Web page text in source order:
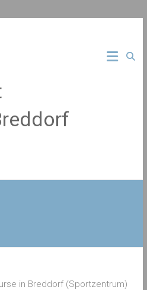
in Breddorf (Sportzentrum)